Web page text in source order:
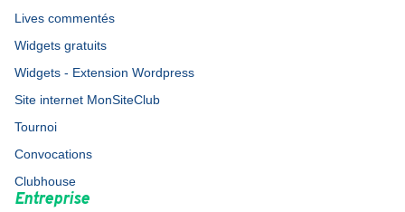
Lives commentés
Widgets gratuits
Widgets - Extension Wordpress
Site internet MonSiteClub
Tournoi
Convocations
Clubhouse
Entreprise